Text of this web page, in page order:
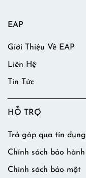
EAP
Giới Thiệu Về EAP
Liên Hệ
Tin Tức
HỖ TRỢ
Trả góp qua tín dụng
Chính sách bảo hành
Chính sách bảo mật